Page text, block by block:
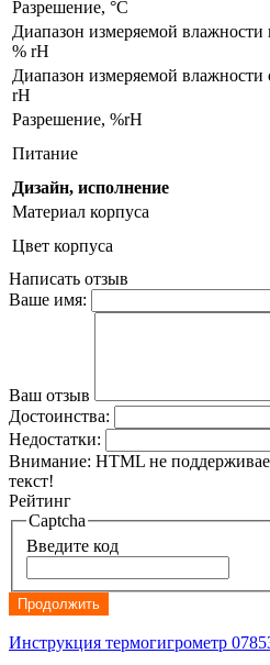
Разрешение, °С
Диапазон измеряемой
% rH
Диапазон измеряемой влажности
rH
Разрешение, %rH
Питание
Дизайн, исполнение
Материал корпуса
Цвет корпуса
Написать отзыв
Ваше имя:
Ваш отзыв
Достоинства:
Недостатки:
Внимание: HTML не
текст!
Рейтинг
Captcha
Введите код
Продолжить
Инструкция термогигрометр